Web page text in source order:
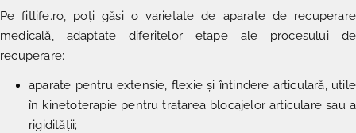
Pe fitlife.ro, poți găsi o varietate de aparate de recuperare
medicală, adaptate diferitelor etape ale procesului de
recuperare:
aparate pentru extensie, flexie și întindere articulară, utile
în kinetoterapie pentru tratarea blocajelor articulare sau a
rigidității;